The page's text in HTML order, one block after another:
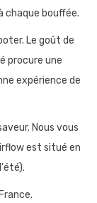
chaque bouffée.
Le goût de
procure une
expérience de
Nous vous
est situé en